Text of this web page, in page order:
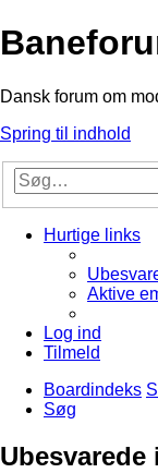
Dansk forum om
Spring til indhold
Hurtige links
Aktive
Log ind
Tilmeld
Boardindeks
Søg